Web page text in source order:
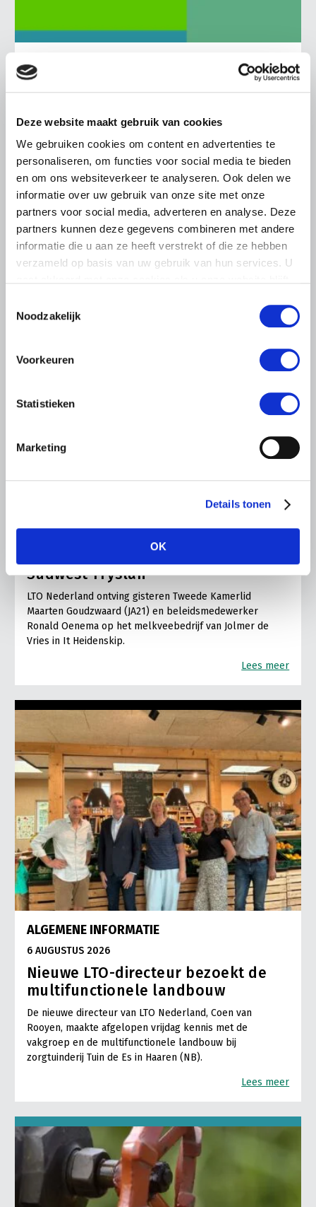
Deze website maakt gebruik van cookies
We gebruiken cookies om content en advertenties te
personaliseren, om functies voor social media te bieden
en om ons websiteverkeer te analyseren. Ook delen we
informatie over uw gebruik van onze site met onze
partners voor social media, adverteren en analyse. Deze
partners kunnen deze gegevens combineren met andere
informatie die u aan ze heeft verstrekt of die ze hebben
verzameld op basis van uw gebruik van hun services. U
Noodzakelijk
Voorkeuren
Statistieken
Marketing
Details tonen
OK
BELANGRIJKE INFORMATIE
6 AUGUSTUS 2026
dreigende onteigening
pluimveehouders
ZLTO, LLTB, LTO Noord en LTO Nederland roepen hun
leden op om op vrijdagochtend 14 augustus massaal naar
het voorplein van het provinciehuis in Den Bosch te
komen…
Lees meer
Kamerlid Goudzwaard (JA21)
bezoekt melkveehouderij in
Súdwest-Fryslân
LTO Nederland ontving gisteren Tweede Kamerlid
Maarten Goudzwaard (JA21) en beleidsmedewerker
Ronald Oenema op het melkveebedrijf van Jolmer de
Vries in It Heidenskip.
Lees meer
ALGEMENE INFORMATIE
6 AUGUSTUS 2026
Nieuwe LTO-directeur bezoekt de
multifunctionele landbouw
De nieuwe directeur van LTO Nederland, Coen van
Rooyen, maakte afgelopen vrijdag kennis met de
vakgroep en de multifunctionele landbouw bij
zorgtuinderij Tuin de Es in Haaren (NB).
Lees meer